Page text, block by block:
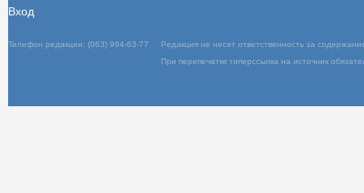
Телефон редакции: (063) 994-63-77
При